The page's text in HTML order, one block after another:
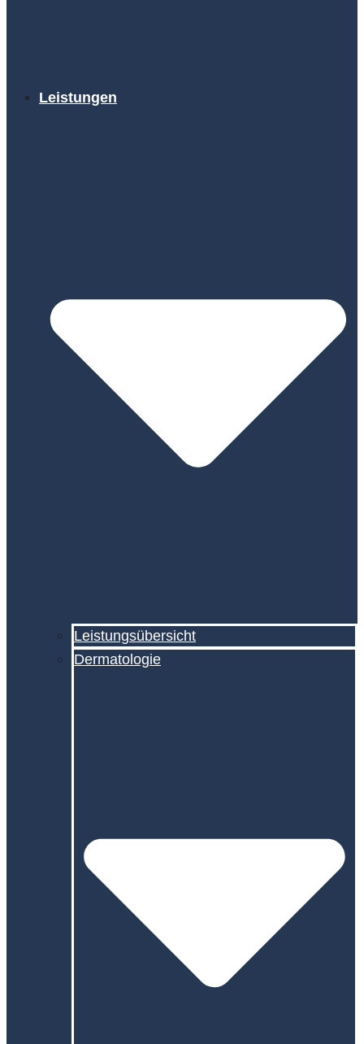
Leistungen
Leistungsübersicht
Dermatologie